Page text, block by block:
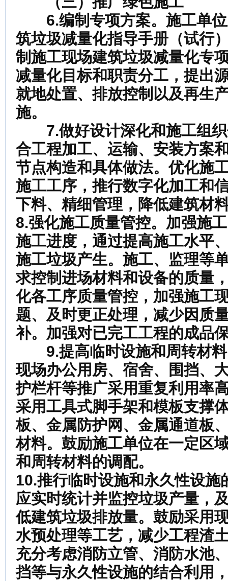
6.编制专项方案。 施工单
筑垃圾减量化指导手册（试行
制施工现场建筑垃圾减量化专
减量化目标和职责分工，提出
就地处置、排放控制以及再生
施。
7.做好设计深化和施工组
合工程加工、运输、安装方案
节点构造和具体做法。优化施
施工工序，推行数字化加工和
下料、精细管理，降低建筑材
8.强化施工质量管控。 加强施
施工进度，通过提高施工水平
施工垃圾产生。施工、监理等
求控制进场材料和设备的质量
化各工序质量管控，加强施工
题、及时更正处理，减少因质
补。加强对已完工工程的成品
9.提高临时设施和周转材
现场办公用房、宿舍、围挡、
护栏杆等推广采用重复利用率
采用工具式脚手架和模板支撑
板、金属防护网、金属通道板
材料。鼓励施工单位在一定区
和周转材料的调配。
10.推行临时设施和永久性设施
应实时统计并监控垃圾产量，
低建筑垃圾排放量。鼓励采用
水预处理等工艺，减少工程渣
充分考虑消防立管、消防水池
挡等与永久性设施的结合利用